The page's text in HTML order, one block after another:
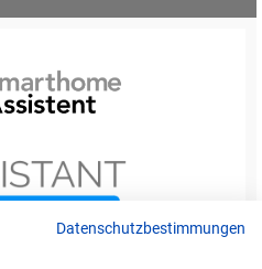
Datenschutzbestimmungen